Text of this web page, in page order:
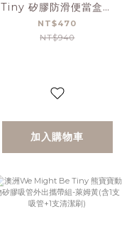
Tiny 矽膠防滑便當盒兔
寶寶-鐵鏽橘
NT$470
NT$940
加入購物車